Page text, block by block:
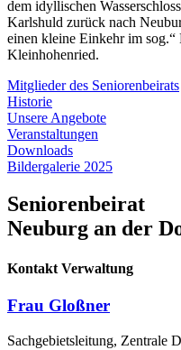
dem idyllischen
Karlshuld zurück nach
einen kleine Einkehr im
Kleinhohenried.
Mitglieder des Seniorenbeirats
Historie
Unsere Angebote
Veranstaltungen
Downloads
Bildergalerie 2025
Seniorenbeirat
Neuburg an der
Kontakt Verwaltung
Frau Gloßner
Sachgebietsleitung, Zentrale